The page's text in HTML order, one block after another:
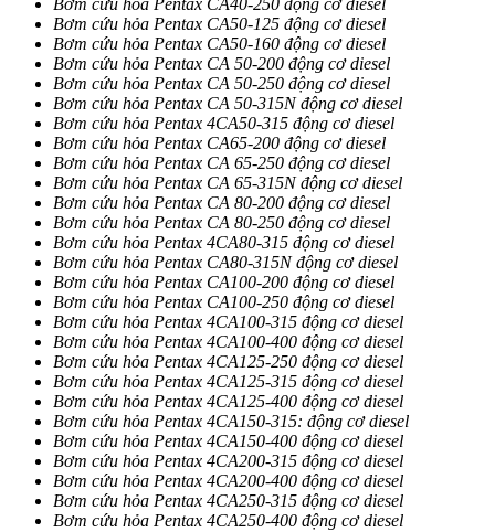
Bơm cứu hỏa Pentax CA40-250 động cơ diesel
Bơm cứu hỏa Pentax CA50-125 động cơ diesel
Bơm cứu hỏa Pentax CA50-160 động cơ diesel
Bơm cứu hỏa Pentax CA 50-200 động cơ diesel
Bơm cứu hỏa Pentax CA 50-250 động cơ diesel
Bơm cứu hỏa Pentax CA 50-315N động cơ diesel
Bơm cứu hỏa Pentax 4CA50-315 động cơ diesel
Bơm cứu hỏa Pentax CA65-200 động cơ diesel
Bơm cứu hỏa Pentax CA 65-250 động cơ diesel
Bơm cứu hỏa Pentax CA 65-315N động cơ diesel
Bơm cứu hỏa Pentax CA 80-200 động cơ diesel
Bơm cứu hỏa Pentax CA 80-250 động cơ diesel
Bơm cứu hỏa Pentax 4CA80-315 động cơ diesel
Bơm cứu hỏa Pentax CA80-315N động cơ diesel
Bơm cứu hỏa Pentax CA100-200 động cơ diesel
Bơm cứu hỏa Pentax CA100-250 động cơ diesel
Bơm cứu hỏa Pentax 4CA100-315 động cơ diesel
Bơm cứu hỏa Pentax 4CA100-400 động cơ diesel
Bơm cứu hỏa Pentax 4CA125-250 động cơ diesel
Bơm cứu hỏa Pentax 4CA125-315 động cơ diesel
Bơm cứu hỏa Pentax 4CA125-400 động cơ diesel
Bơm cứu hỏa Pentax 4CA150-315: động cơ diesel
Bơm cứu hỏa Pentax 4CA150-400 động cơ diesel
Bơm cứu hỏa Pentax 4CA200-315 động cơ diesel
Bơm cứu hỏa Pentax 4CA200-400 động cơ diesel
Bơm cứu hỏa Pentax 4CA250-315 động cơ diesel
Bơm cứu hỏa Pentax 4CA250-400 động cơ diesel